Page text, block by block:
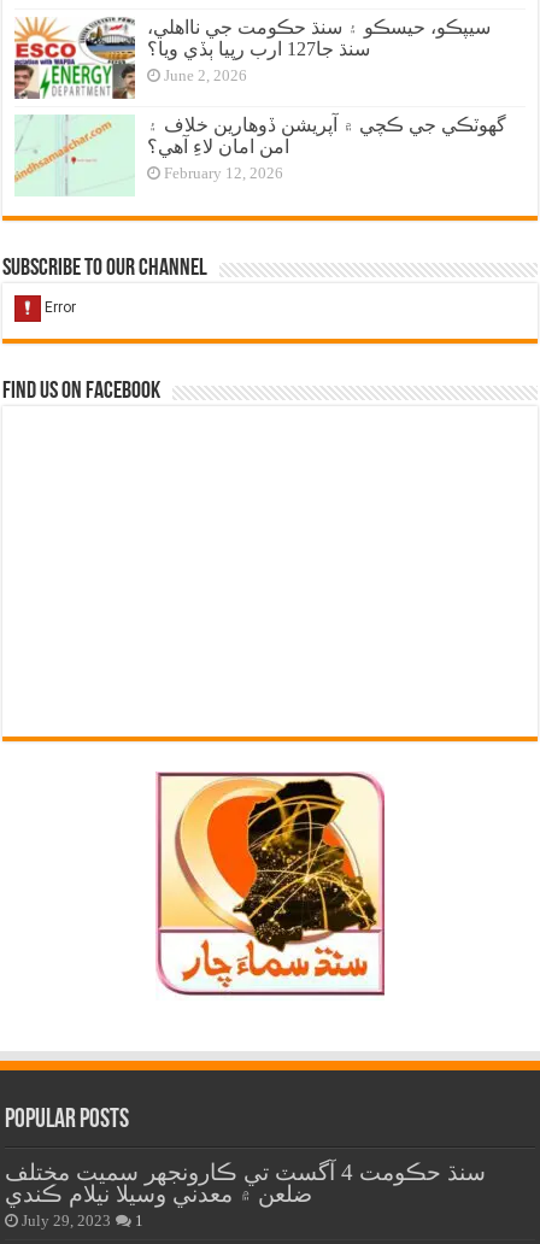
سيپڪو، حيسڪو ۽ سنڌ حڪومت جي نااهلي،
سنڌ جا127 ارب رپيا ٻڏي ويا؟
June 2, 2026
گهوٽڪي جي ڪچي ۾ آپريشن ڏوهارين خلاف ۽
امن امان لاءِ آهي؟
February 12, 2026
Subscribe to our Channel
Find us on Facebook
Popular Posts
سنڌ حڪومت 4 آگسٽ تي ڪارونجهر سميت مختلف
ضلعن ۾ معدني وسيلا نيلام ڪندي
July 29, 2023 1